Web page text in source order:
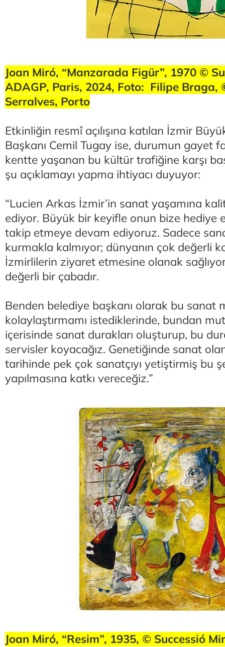
Joan Miró, “Manzarada Figür”, 1970 ©
ADAGP, Paris, 2024, Foto: Filipe Braga,
Serralves, Porto
Etkinliğin resmî açılışına katılan İzmir
Başkanı Cemil Tugay ise, durumun gayet
kentte yaşanan bu kültür trafiğine karşı
şu açıklamayı yapma ihtiyacı duyuyor:
“Lucien Arkas İzmir’in sanat yaşamına
ediyor. Büyük bir keyifle onun bize hediye
takip etmeye devam ediyoruz. Sadece
kurmakla kalmıyor; dünyanın çok değerli
İzmirlilerin ziyaret etmesine olanak
değerli bir çabadır.
Benden belediye başkanı olarak bu sanat
kolaylaştırmamı istediklerinde, bundan
içerisinde sanat durakları oluşturup, bu
servisler koyacağız. Genetiğinde sanat
tarihinde pek çok sanatçıyı yetiştirmiş bu
yapılmasına katkı vereceğiz.”
Joan Miró, “Resim”, 1935, © Successió